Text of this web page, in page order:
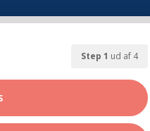
Step 1 ud af 4